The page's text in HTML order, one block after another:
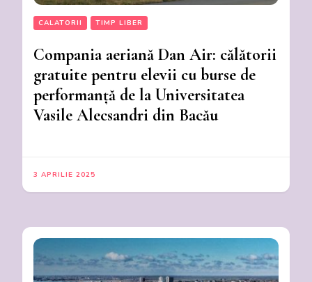
CALATORII TIMP LIBER
Compania aeriană Dan Air: călătorii
gratuite pentru elevii cu burse de
performanță de la Universitatea
Vasile Alecsandri din Bacău
3 APRILIE 2025